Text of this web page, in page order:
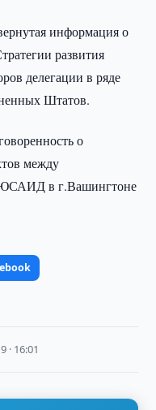
информация о
развития
делегации в ряде
Штатов.
о
между
ЮСАИД в г.Вашингтоне
· 16:01